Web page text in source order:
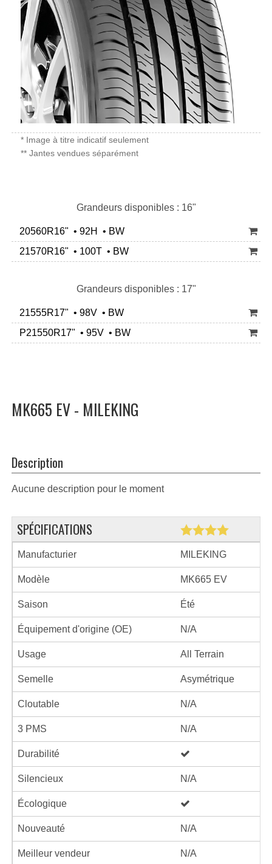
* Image à titre indicatif seulement
** Jantes vendues séparément
Grandeurs disponibles : 16"
20560R16" • 92H • BW
21570R16" • 100T • BW
Grandeurs disponibles : 17"
21555R17" • 98V • BW
P21550R17" • 95V • BW
MK665 EV - MILEKING
Description
Aucune description pour le moment
SPÉCIFICATIONS
Manufacturier MILEKING
Modèle MK665 EV
Saison Été
Équipement d'origine (OE) N/A
Usage All Terrain
Semelle Asymétrique
Cloutable N/A
3 PMS N/A
Durabilité
Silencieux N/A
Écologique
Nouveauté N/A
Meilleur vendeur N/A